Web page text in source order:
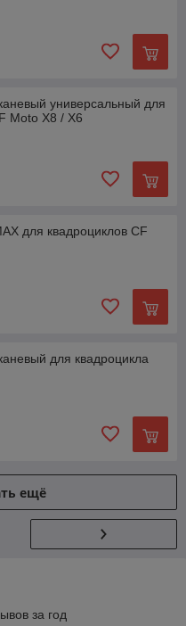
универсальный для
Moto X8 / X6
для квадроциклов CF
для квадроцикла
ещё
за год